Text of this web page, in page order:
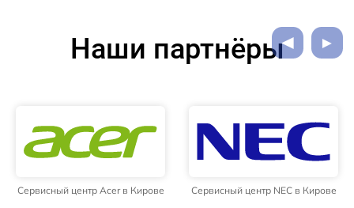
Наши партнёры
Сервисный центр Acer в Кирове Сервисный центр NEC в Кирове